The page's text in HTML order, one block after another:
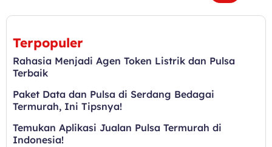
Terpopuler
Rahasia Menjadi Agen Token Listrik dan Pulsa
Terbaik
Paket Data dan Pulsa di Serdang Bedagai
Termurah, Ini Tipsnya!
Temukan Aplikasi Jualan Pulsa Termurah di
Indonesia!